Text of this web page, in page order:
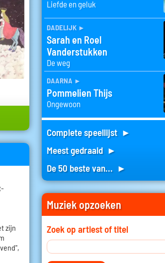
zijn
Liefde en geluk
dadelijk ►
Sarah en Roel
Vanderstukken
De weg
daarna ►
Pommelien Thijs
Ongewoon
Complete speellijst ►
Meest gedraaid ►
De 50 beste van... ►
Muziek opzoeken
Zoek op artiest of titel